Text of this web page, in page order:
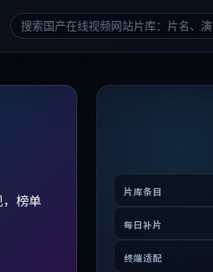
榜单
片库条目
每日补片
终端适配